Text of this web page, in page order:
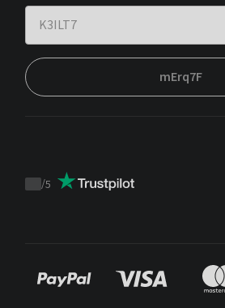
mErq7F
Trustpilot
/5